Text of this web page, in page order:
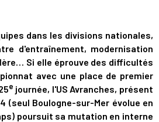
dans les divisions nationales,
d'entraînement, modernisation
Si elle éprouve des difficultés
avec une place de premier
e journée, l'US Avranches, présent
(seul Boulogne-sur-Mer évolue en
poursuit sa mutation en interne